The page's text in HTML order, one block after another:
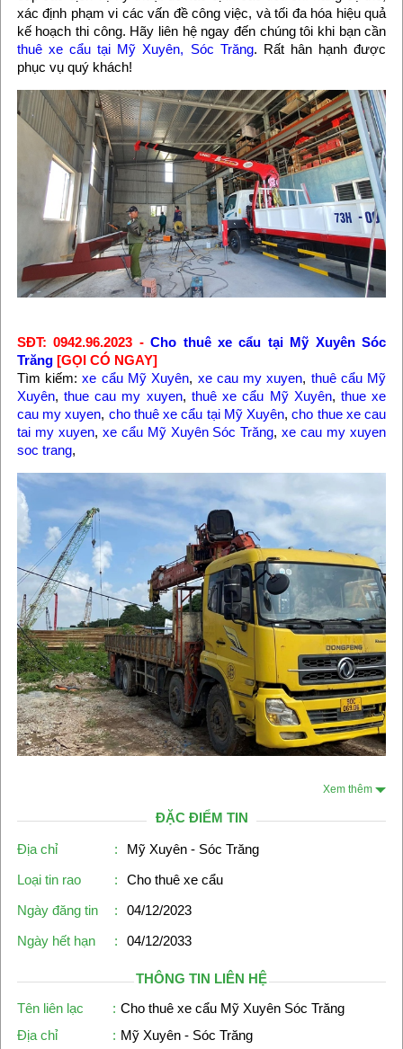
xác định phạm vi các vấn đề công việc, và tối đa hóa hiệu quả
kế hoạch thi công. Hãy liên hệ ngay đến chúng tôi khi bạn cần
thuê xe cẩu tại Mỹ Xuyên, Sóc Trăng. Rất hân hạnh được
phục vụ quý khách!
SĐT: 0942.96.2023 -Cho thuê xe cẩu tại Mỹ Xuyên Sóc
Trăng[GỌI CÓ NGAY]
Tìm kiếm:xe cẩu Mỹ Xuyên, xe cau my xuyen, thuê cẩu Mỹ
Xuyên,thue cau my xuyen, thuê xe cẩu Mỹ Xuyên, thue xe
cau my xuyen, cho thuê xe cẩu tại Mỹ Xuyên,cho thue xe cau
tai my xuyen, xe cẩu Mỹ Xuyên Sóc Trăng,xe cau my xuyen
soc trang,
Xem thêm
ĐẶC ĐIỂM TIN
Địa chỉ :
Mỹ Xuyên - Sóc Trăng
Loại tin rao
:
Cho thuê xe cẩu
Ngày đăng tin
:
04/12/2023
Ngày hết hạn
: 04/12/2033
THÔNG TIN LIÊN HỆ
Tên liên lạc
: Cho thuê xe cẩu Mỹ Xuyên Sóc Trăng
Địa chỉ
: Mỹ Xuyên - Sóc Trăng